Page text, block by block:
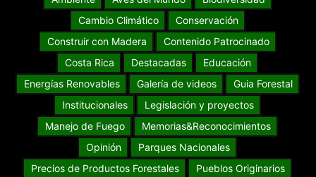
Cambio Climático
Conservación
Construir con Madera
Contenido Patrocinado
Costa Rica
Destacadas
Educación
Energías Renovables
Galería de videos
Guia Forestal
Institucionales
Legislación y proyectos
Manejo de Fuego
Memorias&Reconocimientos
Opinión
Parques Nacionales
Precios de Productos Forestales
Pueblos Originarios